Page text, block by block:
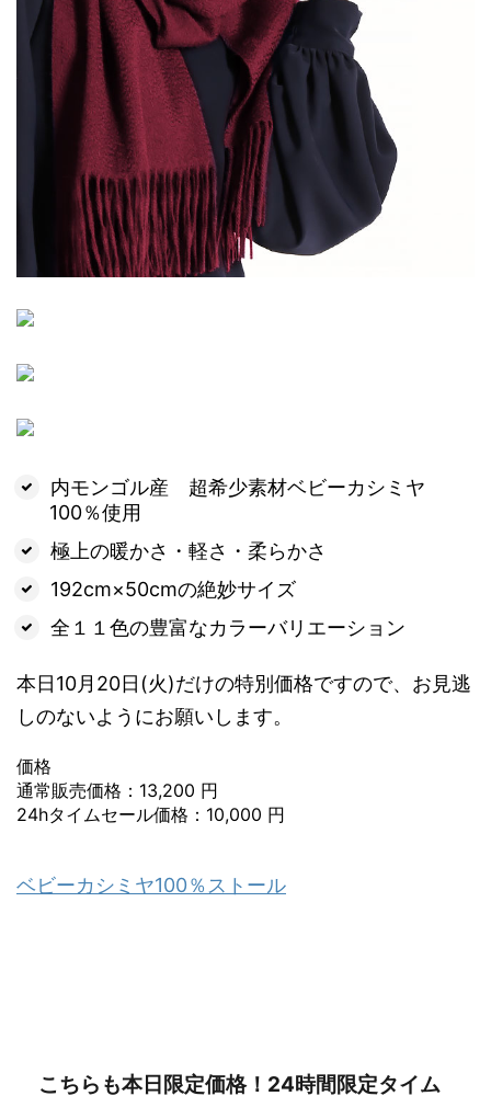
内モンゴル産 超希少素材ベビーカシミヤ
100％使用
極上の暖かさ・軽さ・柔らかさ
192cm×50cmの絶妙サイズ
全１１色の豊富なカラーバリエーション
本日10月20日(火)だけの特別価格ですので、お見逃
しのないようにお願いします。
価格
通常販売価格：13,200 円
24hタイムセール価格：10,000 円
ベビーカシミヤ100％ストール
こちらも本日限定価格！24時間限定タイム